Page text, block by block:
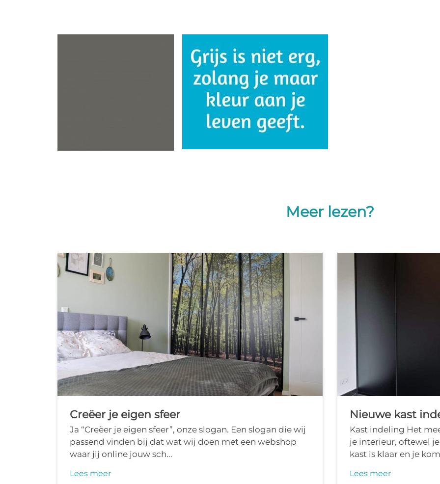
Meer lezen?
Creëer je eigen sfeer
Ja “Creëer je eigen sfeer”, onze slogan. Een slogan die wij
passend vinden bij dat wat wij doen met een webshop
waar jij online jouw sch...
Lees meer
Nieuwe kast
Kast indeling Het
je interieur, oftewel
kast is klaar en je
Lees meer